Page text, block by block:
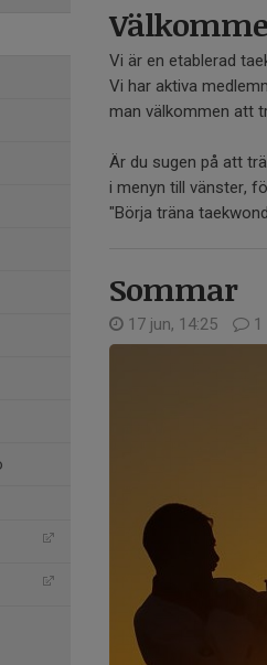
Vi är en etablerad
Vi har aktiva
man välkommen att
Är du sugen på att
i menyn till vänster,
"Börja träna
Sommar
17 jun, 14:25